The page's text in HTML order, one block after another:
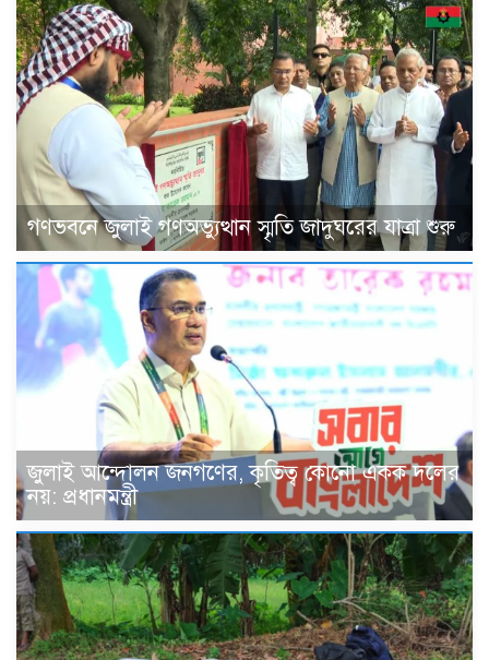
গণভবনে জুলাই গণঅভ্যুত্থান স্মৃতি জাদুঘরের যাত্রা শুরু
জুলাই আন্দোলন জনগণের, কৃতিত্ব কোনো একক দলের
নয়: প্রধানমন্ত্রী